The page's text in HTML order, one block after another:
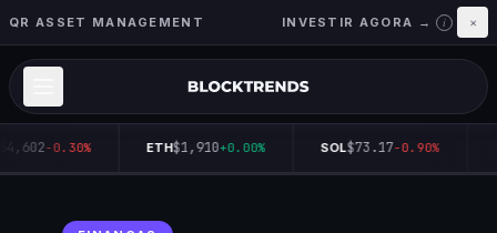
QR ASSET MANAGEMENT INVESTIR AGORA → i ×
-0.30% ETH$1,910+0.00% SOL$73.17-0.90%